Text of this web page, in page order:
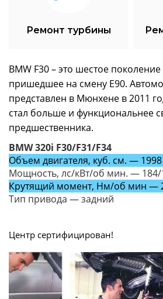
Ремонт турбины
BMW F30 – это шестое поколение
пришедшее на смену E90.
представлен в Мюнхене в 2011
стал больше и функциональнее
предшественника.
BMW 320i F30/F31/F34
Объем двигателя, куб. см. — 1998
Мощность, лс/кВт/об мин. — 184/
Крутящий момент, Нм/об мин —
Тип привода — задний
Центр сертифицирован!